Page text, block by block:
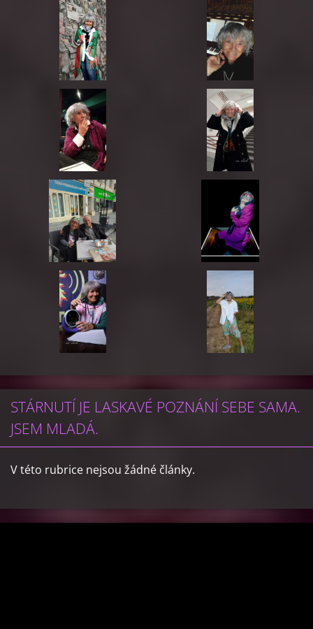
STÁRNUTÍ JE LASKAVÉ POZNÁNÍ SEBE SAMA.
JSEM MLADÁ.
V této rubrice nejsou žádné články.